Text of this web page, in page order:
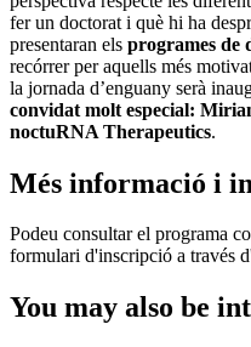
fer un doctorat i què hi ha
presentaran els programes de
recórrer per aquells més
la jornada d’enguany serà
convidat molt especial:
noctuRNA Therapeutics.
Més informació i
Podeu consultar el programa
formulari d'inscripció a través
You may also be